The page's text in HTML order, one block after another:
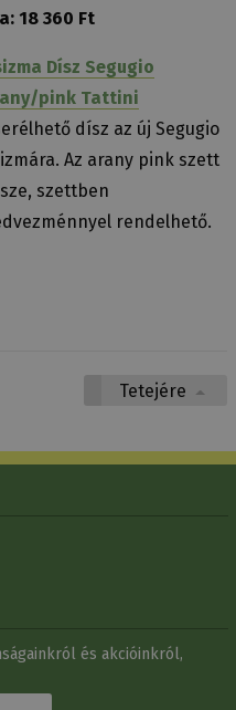
18 360 Ft
Dísz Segugio
pink Tattini
dísz az új Segugio
Az arany pink szett
szettben
rendelhető.
Tetejére
és akcióinkról,